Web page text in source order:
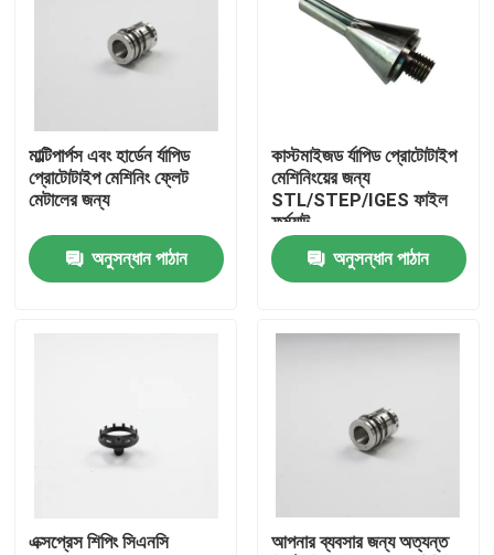
বাড়ি
মাল্টিপার্পস এবং হার্ডেন র্যাপিড
প্রোটোটাইপ মেশিনিং ফ্লেট
মেটালের জন্য
অনুসন্ধান পাঠান
কাস্টমাইজড র্যাপিড প্রোটোটাইপ
মেশিনিংয়ের জন্য
STL/STEP/IGES ফাইল
ফর্ম্যাট
অনুসন্ধান পাঠান
এক্সপ্রেস শিপিং সিএনসি
আপনার ব্যবসার জন্য অত্যন্ত